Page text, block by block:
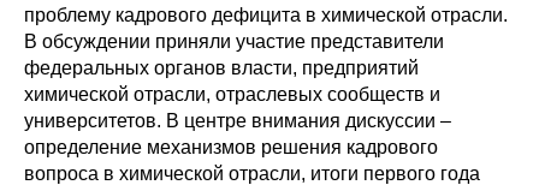
проблему кадрового дефицита в химической отрасли.
В обсуждении приняли участие представители
федеральных органов власти, предприятий
химической отрасли, отраслевых сообществ и
университетов. В центре внимания дискуссии –
определение механизмов решения кадрового
вопроса в химической отрасли, итоги первого года